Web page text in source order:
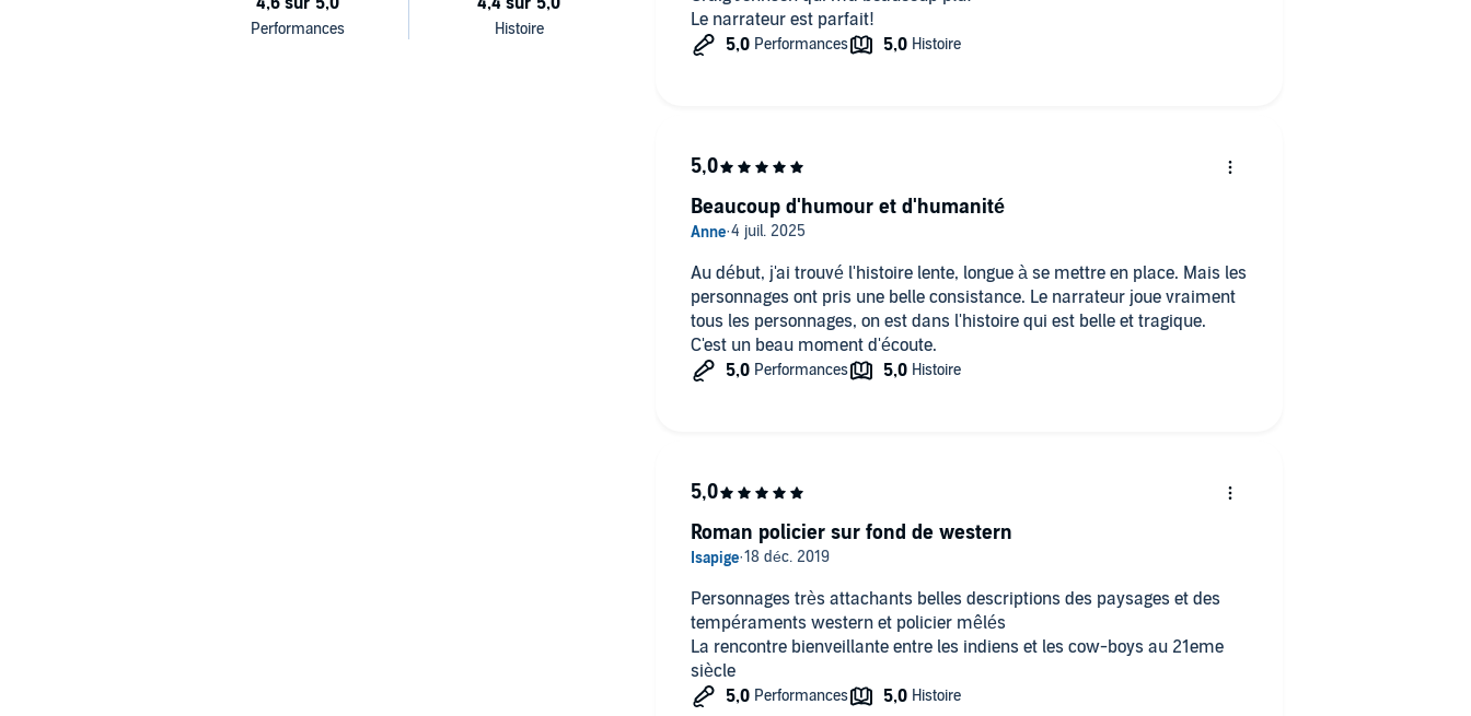
Le narrateur est parfait!
Au début, j'ai trouvé l'histoire lente, longue à se mettre en place. Mais les
personnages ont pris une belle consistance. Le narrateur joue vraiment
tous les personnages, on est dans l'histoire qui est belle et tragique.
C'est un beau moment d'écoute.
Beaucoup d'humour et d'humanité
Personnages très attachants belles descriptions des paysages et des
tempéraments western et policier mêlés
La rencontre bienveillante entre les indiens et les cow-boys au 21eme
siècle
Roman policier sur fond de western